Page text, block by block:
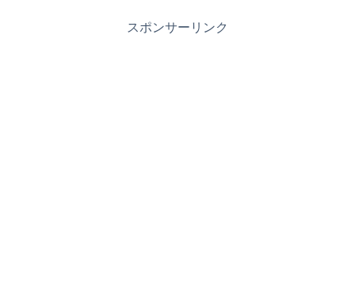
スポンサーリンク